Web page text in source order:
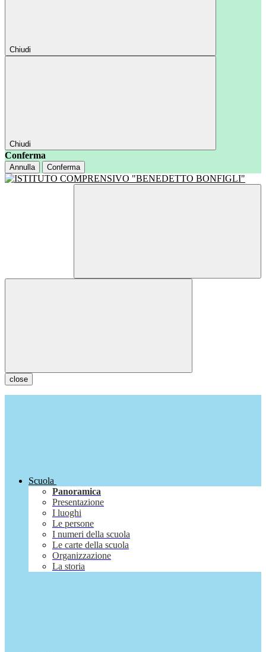
Chiudi
Chiudi
Conferma
Annulla Conferma
close
Scuola
Panoramica
Presentazione
I luoghi
Le persone
I numeri della scuola
Le carte della scuola
Organizzazione
La storia